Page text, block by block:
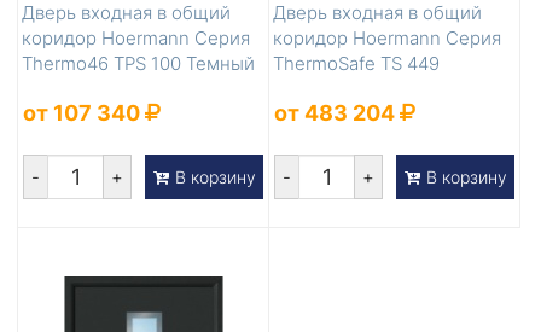
Дверь входная в общий
коридор Hoermann Серия
Thermo46 TPS 100 Темный
от 107 340
- + В корзину
Дверь входная в общий
коридор Hoermann Серия
ThermoSafe TS 449
от 483 204
- + В корзину